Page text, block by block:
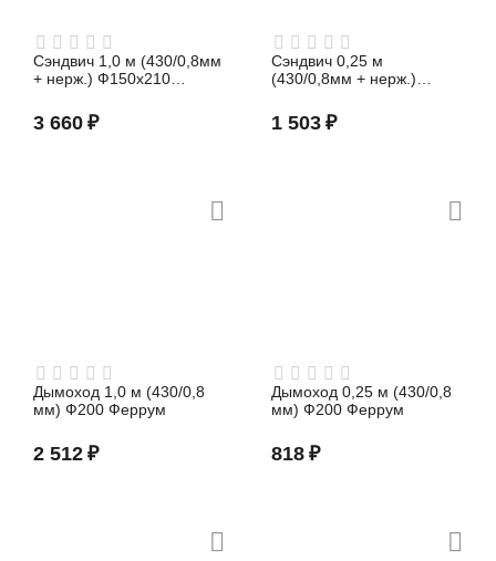
Сэндвич 1,0 м (430/0,8мм
+ нерж.) Ф150х210
3 660 ₽
Сэндвич 0,25 м
(430/0,8мм + нерж.)
1 503 ₽
Дымоход 1,0 м (430/0,8
мм) Ф200 Феррум
2 512 ₽
Дымоход 0,25 м (430/0,8
мм) Ф200 Феррум
818 ₽